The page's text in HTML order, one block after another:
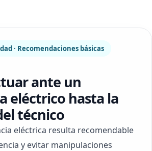
· Recomendaciones básicas
ante un
eléctrico hasta la
técnico
eléctrica resulta recomendable
y evitar manipulaciones